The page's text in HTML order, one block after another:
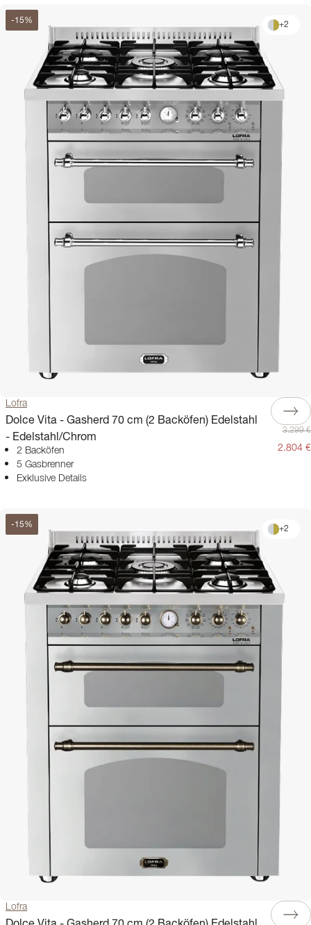
-15% +2
Lofra
Dolce Vita - Gasherd 70 cm (2 Backöfen) Edelstahl
- Edelstahl/Chrom
2 Backöfen
5 Gasbrenner
Exklusive Details
3.299 €
2.804 €
-15% +2
Lofra